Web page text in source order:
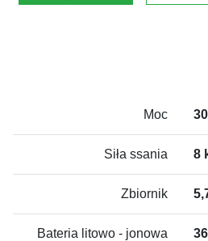
Moc
Siła ssania 8
Zbiornik
Bateria litowo - jonowa